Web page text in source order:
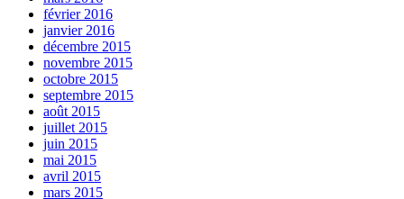
février 2016
janvier 2016
décembre 2015
novembre 2015
octobre 2015
septembre 2015
août 2015
juillet 2015
juin 2015
mai 2015
avril 2015
mars 2015